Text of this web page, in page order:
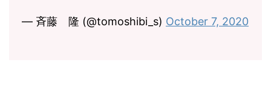
— 斉藤 隆 (@tomoshibi_s) October 7, 2020